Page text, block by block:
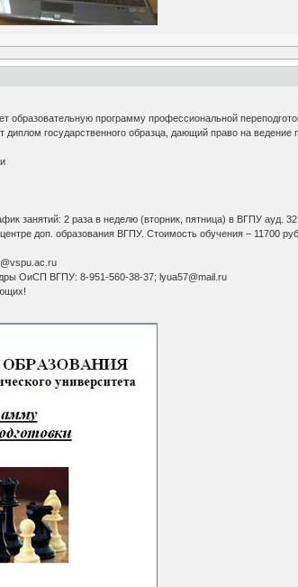
программу профессиональной
государственного образца, дающий право на ведение
занятий: 2 раза в неделю (вторник, пятница) в ВГПУ ауд.
доп. образования ВГПУ. Стоимость обучения – 11700 руб.
ОиСП ВГПУ: 8-951-560-38-37; lyua57@mail.ru